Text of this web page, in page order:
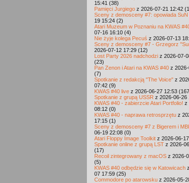
15:41 (38)
Pamięci Jurgiego z 2026-07-21 12:42
Sceny z demosceny #7: opowiada SuN
19 15:24 (2)
Atari Muzeum w Poznaniu na KWAS
07-16 16:10 (4)
Nie żyje kolega Pecuś z 2026-07-13
Sceny z demosceny #7 - Grzegorz
2026-07-12 17:29 (12)
Lost Party 2026 nadchodzi z 2026-07-
(23)
Pan Zenon i Atari na KWAS #40 z
(7)
Spotkanie z redakcją "The Voice" z
07:42 (9)
KWAS #40 live z 2026-06-27 12:53
Spotkanie z grupą USSR z 2026-06-26
KWAS #40 - zabierzcie Atari Portfolio! z
08:12 (0)
KWAS #40 - naprawa retrosprzętu z
17:15 (1)
Sceny z demosceny #7 z Bigerem i
06-19 22:08 (0)
Atari Floppy Image Toolkit z 2026-06-
Spotkanie online z grupą LST z 2026-
(17)
Recoil zintegrowany z macOS z 2026-
(5)
KWAS #40 odbędzie się w Katowicach
07 17:59 (25)
Commodore po atarowsku z 2026-05-